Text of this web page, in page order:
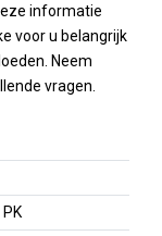
informatie
voor u belangrijk
Neem
vragen.